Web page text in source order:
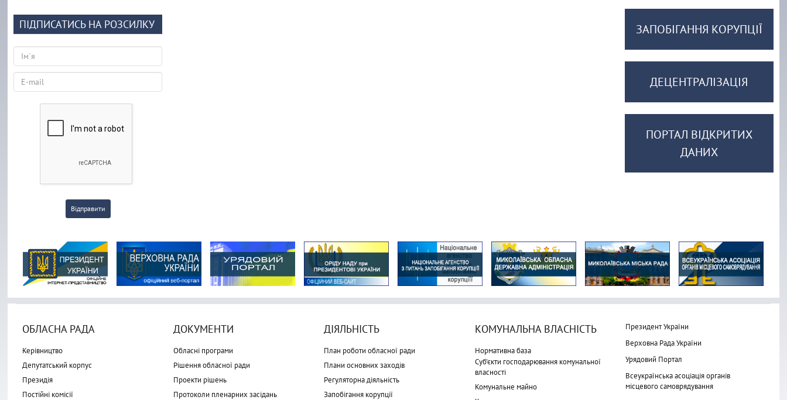
ЗАПОБІГАННЯ КОРУПЦІЇ
ДЕЦЕНТРАЛІЗАЦІЯ
ПОРТАЛ ВІДКРИТИХ
ДАНИХ
ПІДПИСАТИСЬ НА РОЗСИЛКУ
Відправити
ОБЛАСНА РАДА
Керівництво
Депутатський корпус
Президія
Постійні комісії
ДОКУМЕНТИ
Обласні програми
Рішення обласної ради
Проекти рішень
Протоколи пленарних засідань
ДІЯЛЬНІСТЬ
План роботи обласної ради
Плани основних заходів
Регуляторна діяльність
Запобігання корупції
КОМУНАЛЬНА ВЛАСНІСТЬ
Нормативна база
Суб'єкти господарювання комунальної
власності
Комунальне майно
Президент України
Верховна Рада України
Урядовий Портал
Всеукраїнська асоціація органів
місцевого самоврядування